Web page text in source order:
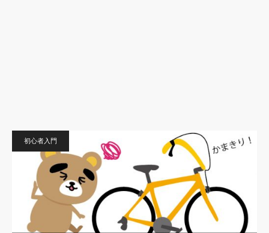
初心者入門